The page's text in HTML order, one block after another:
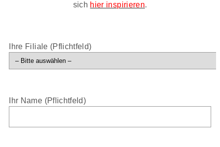
sich hier inspirieren.
Ihre Filiale (Pflichtfeld)
Ihr Name (Pflichtfeld)